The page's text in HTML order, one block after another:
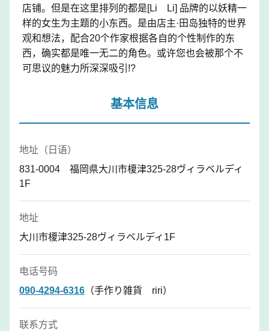
店铺。但是在这里排列的都是[Li Li] 品牌的以妖精一
样的女生为主题的小东西。是由店主·田岛独特的世界
观和想法，配合20个作家根据各自的个性制作的东
西，确实都是唯一无二的角色。或许您也会被那个不
可思议的魅力所深深吸引!?
基本信息
地址（日语）
831-0004 福岡県大川市榎津325-28ヴィラベルディ
1F
地址
大川市榎津325-28ヴィラベルディ1F
电话号码
090-4294-6316 （手作り雑貨 riri）
联系方式